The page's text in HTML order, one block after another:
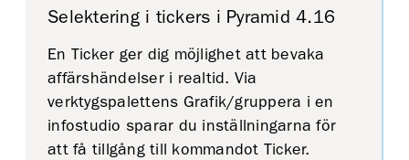
Selektering i tickers i Pyramid 4.16
En Ticker ger dig möjlighet att bevaka
affärshändelser i realtid. Via
verktygspalettens Grafik/gruppera i en
infostudio sparar du inställningarna för
att få tillgång till kommandot Ticker.